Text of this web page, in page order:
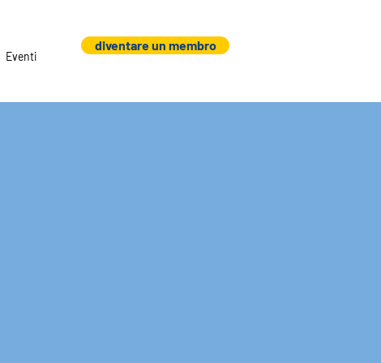
Eventi
diventare un membro